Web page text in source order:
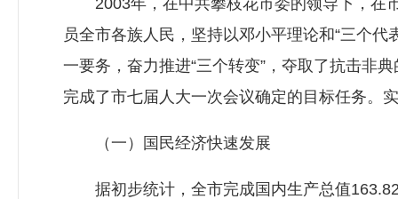
2003年，在中共攀枝花市委的领导下，在市
员全市各族人民，坚持以邓小平理论和“三个
一要务，奋力推进“三个转变”，夺取了抗击非
完成了市七届人大一次会议确定的目标任务。
（一）国民经济快速发展
据初步统计，全市完成国内生产总值